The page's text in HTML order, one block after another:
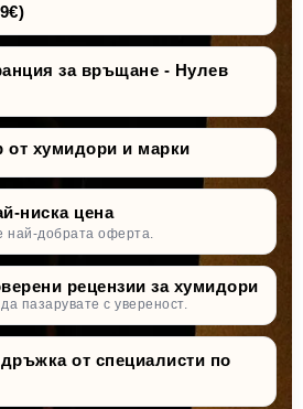
за връщане - Нулев
от хумидори и марки
ниска цена
най-добрата оферта.
рецензии за хумидори
пазарувате с увереност.
от специалисти по